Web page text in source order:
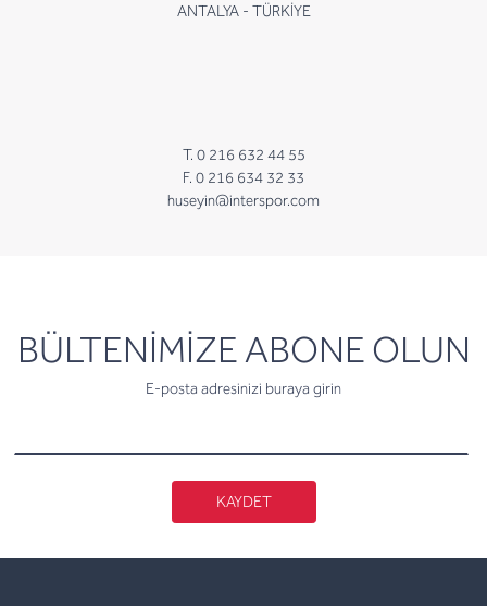
ANTALYA - TÜRKİYE
T. 0 216 632 44 55
F. 0 216 634 32 33
huseyin@interspor.com
BÜLTENİMİZE ABONE OLUN
E-posta adresinizi buraya girin
newsletter
KAYDET